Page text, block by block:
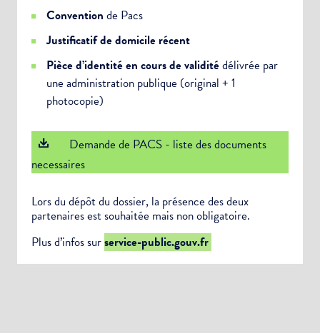
Convention de Pacs
Justificatif de domicile récent
Pièce d’identité en cours de validitédélivrée par
une administration publique (original + 1
photocopie)
Demande de PACS - liste des documents
necessaires
Lors du dépôt du dossier, la présence des deux
partenaires est souhaitée mais non obligatoire.
Plus d’infos surservice-public.gouv.fr